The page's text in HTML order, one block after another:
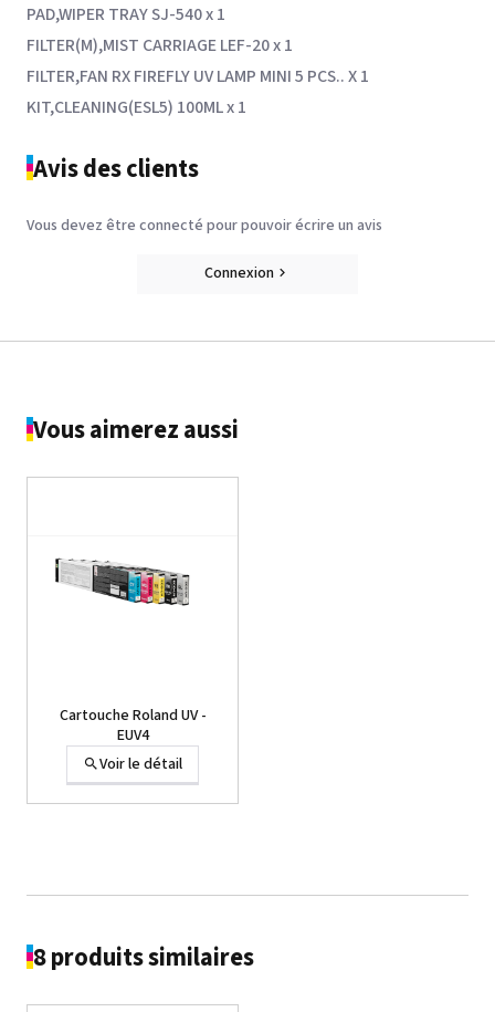
PAD,WIPER TRAY SJ-540 x 1
FILTER(M),MIST CARRIAGE LEF-20 x 1
FILTER,FAN RX FIREFLY UV LAMP MINI 5 PCS.. X 1
KIT,CLEANING(ESL5) 100ML x 1
Avis des clients
Vous devez être connecté pour pouvoir écrire un avis
Connexion
Vous aimerez aussi
Cartouche Roland UV -
EUV4
Voir le détail
8 produits similaires